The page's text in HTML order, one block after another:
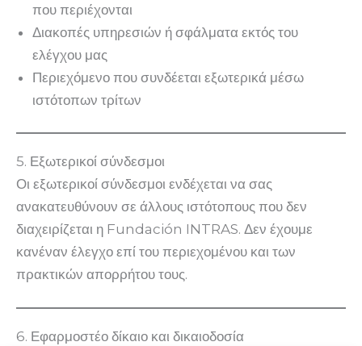
που περιέχονται
Διακοπές υπηρεσιών ή σφάλματα εκτός του
ελέγχου μας
Περιεχόμενο που συνδέεται εξωτερικά μέσω
ιστότοπων τρίτων
5. Εξωτερικοί σύνδεσμοι
Οι εξωτερικοί σύνδεσμοι ενδέχεται να σας
ανακατευθύνουν σε άλλους ιστότοπους που δεν
διαχειρίζεται η Fundación INTRAS. Δεν έχουμε
κανέναν έλεγχο επί του περιεχομένου και των
πρακτικών απορρήτου τους.
6. Εφαρμοστέο δίκαιο και δικαιοδοσία